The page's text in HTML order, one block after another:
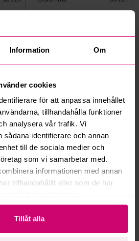
Information Om
cookies
för att anpassa innehållet
tillhandahålla funktioner
analysera vår trafik. Vi
sådana identifierare och annan
till de sociala medier och
som vi samarbetar med.
informationen med annan
tillhandahållit eller som de har
Tillåt alla
100 kr ·2 bud
3d 22h Bromma
2 st. Stolar Bauhaus
0 kr ·0 bud